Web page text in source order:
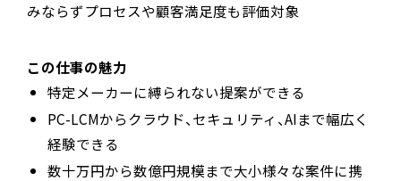
みならずプロセスや顧客満足度も評価対象
この仕事の魅力
特定メーカーに縛られない提案ができる
PC-LCMからクラウド、セキュリティ、AIまで幅広く
経験できる
数十万円から数億円規模まで大小様々な案件に携